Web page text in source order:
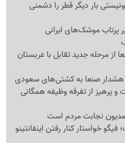
بار دیگر قطر را دشمنی
پرتاب موشک‌های ایرانی
از مرحله جدید تقابل با عربستان
هشدار صنعا به کشتی‌های سعودی
پرهیز از تفرقه وظیفه همگانی
مدیون نجابت مردم است
خواستار کنار رفتن اینفانتینو